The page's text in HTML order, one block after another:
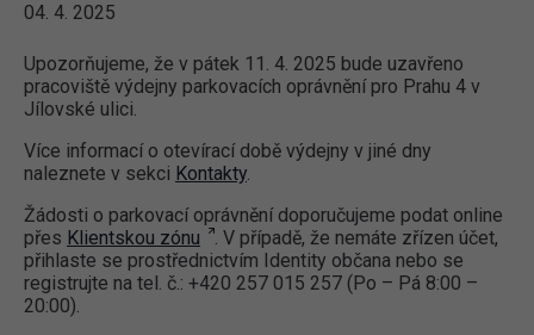
04. 4. 2025
Upozorňujeme, že v pátek 11. 4. 2025 bude uzavřeno
pracoviště výdejny parkovacích oprávnění pro Prahu 4 v
Jílovské ulici.
Více informací o otevírací době výdejny v jiné dny
naleznete v sekci Kontakty.
Žádosti o parkovací oprávnění doporučujeme podat online
přes Klientskou zónu
. V případě, že nemáte zřízen účet,
přihlaste se prostřednictvím Identity občana nebo se
registrujte na tel. č.: +420 257 015 257 (Po – Pá 8:00 –
20:00).